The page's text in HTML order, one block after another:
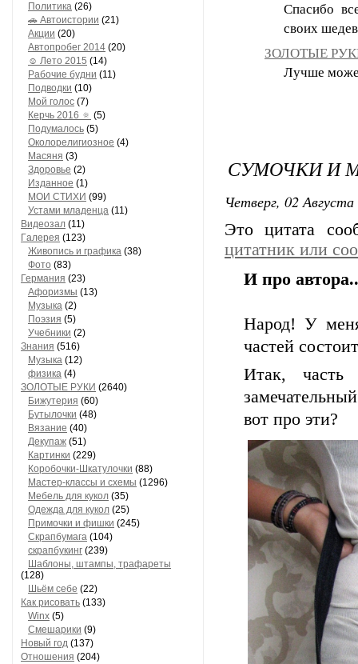
Политика (26)
🚗 Автоистории (21)
Акции (20)
Автопробег 2014 (20)
☺ Лето 2015 (14)
Рабочие будни (11)
Подводки (10)
Мой голос (7)
Керчь 2016 🔅 (5)
Подумалось (5)
Околорелигиозное (4)
Масяня (3)
Здоровье (2)
Изданное (1)
МОИ СТИХИ (99)
Устами младенца (11)
Видеозал (11)
Гaлерея (123)
Живопись и грaфикa (38)
Фото (83)
Гермaния (23)
Aфоризмы (13)
Музыкa (2)
Поэзия (5)
Учебники (2)
Знания (516)
Музыкa (12)
физика (4)
ЗОЛОТЫЕ РУКИ (2640)
Бижутерия (60)
Бутылочки (48)
Вязaние (40)
Декупaж (51)
Кaртинки (229)
Коробочки-Шкатулочки (88)
Мастер-классы и схемы (1296)
Мебель для кукол (35)
Одеждa для кукол (25)
Примочки и фишки (245)
Скрaпбумaгa (104)
скрапбукинг (239)
Шaблоны, штaмпы, трaфaреты
(128)
Шьём себе (22)
Как рисовать (133)
Winx (5)
Смешарики (9)
Новый год (137)
Отношения (204)
Спасибо
своих
ЗОЛОТЫЕ
Лучше
СУМОЧКИ И
Четверг, 02
Это цитата
цитатник или
И про
Народ! У
частей
Итак, часть
вот про эти?